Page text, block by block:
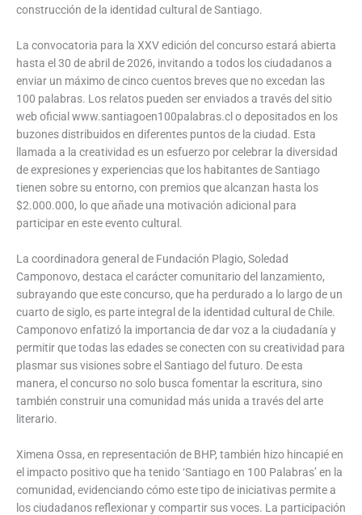
construcción de la identidad cultural de Santiago.
La convocatoria para la XXV edición del concurso estará abierta
hasta el 30 de abril de 2026, invitando a todos los ciudadanos a
enviar un máximo de cinco cuentos breves que no excedan las
100 palabras. Los relatos pueden ser enviados a través del sitio
web oficial www.santiagoen100palabras.cl o depositados en los
buzones distribuidos en diferentes puntos de la ciudad. Esta
llamada a la creatividad es un esfuerzo por celebrar la diversidad
de expresiones y experiencias que los habitantes de Santiago
tienen sobre su entorno, con premios que alcanzan hasta los
$2.000.000, lo que añade una motivación adicional para
participar en este evento cultural.
La coordinadora general de Fundación Plagio, Soledad
Camponovo, destaca el carácter comunitario del lanzamiento,
subrayando que este concurso, que ha perdurado a lo largo de un
cuarto de siglo, es parte integral de la identidad cultural de Chile.
Camponovo enfatizó la importancia de dar voz a la ciudadanía y
permitir que todas las edades se conecten con su creatividad para
plasmar sus visiones sobre el Santiago del futuro. De esta
manera, el concurso no solo busca fomentar la escritura, sino
también construir una comunidad más unida a través del arte
literario.
Ximena Ossa, en representación de BHP, también hizo hincapié en
el impacto positivo que ha tenido ‘Santiago en 100 Palabras’ en la
comunidad, evidenciando cómo este tipo de iniciativas permite a
los ciudadanos reflexionar y compartir sus voces. La participación